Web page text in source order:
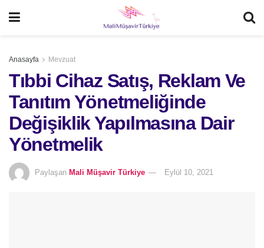
Anasayfa Mevzuat
Tıbbi Cihaz Satış, Reklam Ve
Tanıtım Yönetmeliğinde
Değişiklik Yapılmasına Dair
Yönetmelik
Paylaşan Mali Müşavir Türkiye Eylül 10, 2021